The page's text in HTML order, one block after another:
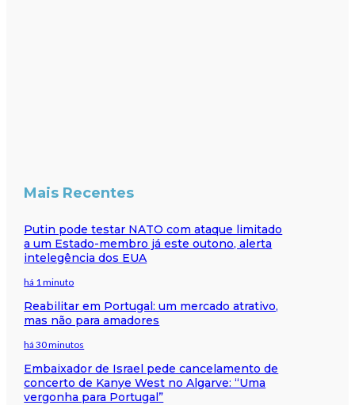
Mais Recentes
Putin pode testar NATO com ataque limitado
a um Estado-membro já este outono, alerta
intelegência dos EUA
há 1 minuto
Reabilitar em Portugal: um mercado atrativo,
mas não para amadores
há 30 minutos
Embaixador de Israel pede cancelamento de
concerto de Kanye West no Algarve: “Uma
vergonha para Portugal”